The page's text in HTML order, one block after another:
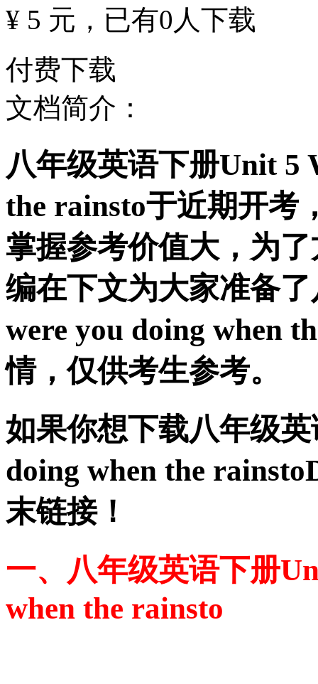
¥ 5 元 ，已有0 人下载
付费下载
文档简介：
八年级英语下册Unit 5
the rainsto于近期开考
掌握参考价值大，为
编在下文为大家准备
were you doing when
情，仅供考生参考。
如果你想下载八年级
doing when the
末链接！
一、八年级英语下册
when the rainsto